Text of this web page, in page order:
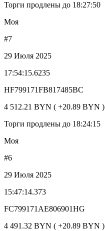
Торги продлены до 18:27:50
Моя
#7
29 Июля 2025
17:54:15.6235
HF799171FB817485BC
4 512.21 BYN ( +20.89 BYN )
Торги продлены до 18:24:15
Моя
#6
29 Июля 2025
15:47:14.373
FC799171AE806901HG
4 491.32 BYN ( +20.89 BYN )